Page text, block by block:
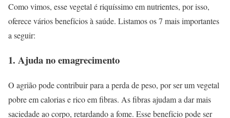
Como vimos, esse vegetal é riquíssimo em nutrientes, por isso,
oferece vários benefícios à saúde. Listamos os 7 mais importantes
a seguir:
1. Ajuda no emagrecimento
O agrião pode contribuir para a perda de peso, por ser um vegetal
pobre em calorias e rico em fibras. As fibras ajudam a dar mais
saciedade ao corpo, retardando a fome. Esse benefício pode ser